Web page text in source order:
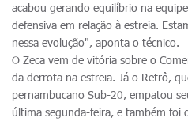
acabou gerando equilíbrio na
defensiva em relação à estreia.
nessa evolução", aponta o técnico.
O Zeca vem de vitória sobre o
da derrota na estreia. Já o Retrô,
pernambucano Sub-20, empatou
última segunda-feira, e também foi